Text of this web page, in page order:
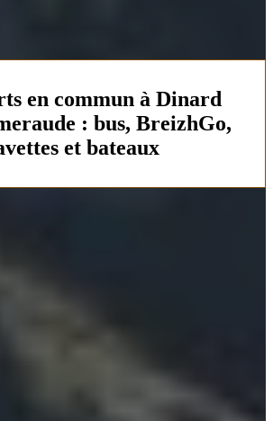
en commun à Dinard
: bus, BreizhGo,
et bateaux